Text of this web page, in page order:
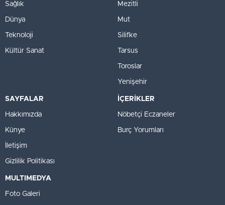
Sağlık
Dünya
Teknoloji
Kültür Sanat
Mezitli
Mut
Silifke
Tarsus
Toroslar
Yenişehir
SAYFALAR
Hakkımızda
Künye
İletişim
Gizlilik Politikası
İÇERİKLER
Nöbetçi Eczaneler
Burç Yorumları
MULTIMEDYA
Foto Galeri